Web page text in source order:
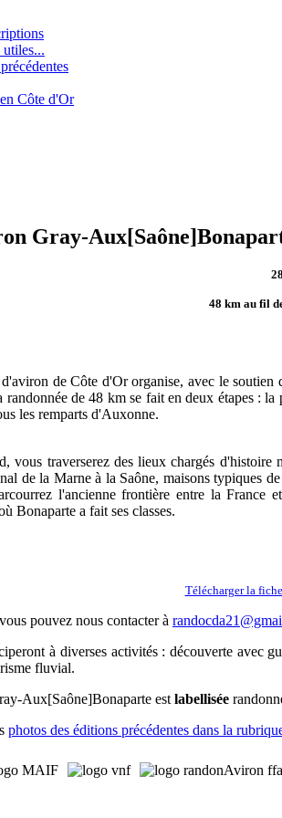
Côte d'Or
Gray-
48 km au fil
de Côte d'Or organise, avec le soutien
de 48 km se fait en deux étapes :
les remparts d'Auxonne.
vous traverserez des lieux chargés d'histoire
de la Marne à la Saône, maisons typiques
l'ancienne frontière entre la France
Bonaparte a fait ses classes.
Télécharger la
pouvez nous contacter à
à diverses activités : découverte
fluvial.
Aux[Saône]Bonaparte est labellisée
photos des éditions précédentes dans la